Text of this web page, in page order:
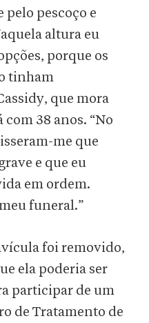
pelo pescoço e
altura eu
porque os
tinham
que mora
com 38 anos. “No
me que
e que eu
em ordem.
funeral.”
foi removido,
ela poderia ser
participar de um
de Tratamento de